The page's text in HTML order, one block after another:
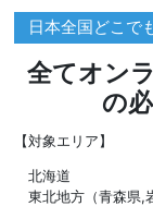
日本全国どこで
全てオン
の
【対象エリア】
北海道
東北地方（青森県,